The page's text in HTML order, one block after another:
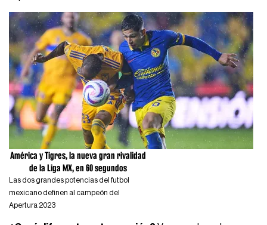
América y Tigres, la nueva gran rivalidad
de la Liga MX, en 60 segundos
Las dos grandes potencias del futbol
mexicano definen al campeón del
Apertura 2023